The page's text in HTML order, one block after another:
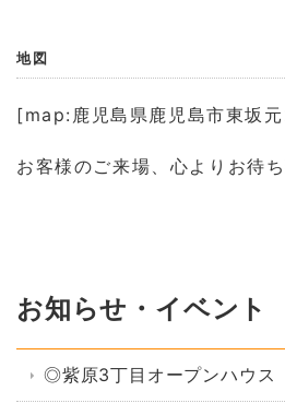
地図
[map:鹿児島県鹿児島市東坂
お客様のご来場、心よりお待
お知らせ・イベント
◎紫原3丁目オープンハウ